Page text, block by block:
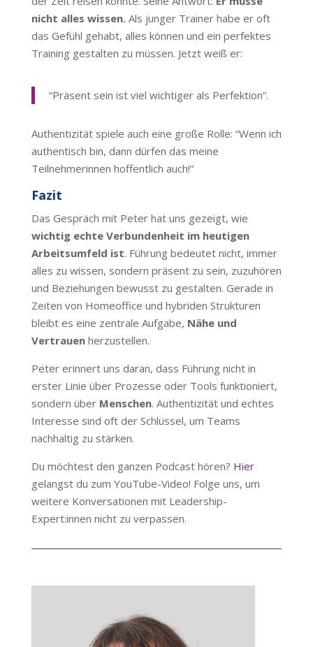
nicht alles wissen.Als junger Trainer habe er oft
das Gefühl gehabt, alles können und ein perfektes
Training gestalten zu müssen. Jetzt weiß er:
“Präsent sein ist viel wichtiger als Perfektion”.
Authentizität spiele auch eine große Rolle: “Wenn ich
authentisch bin, dann dürfen das meine
Teilnehmerinnen hoffentlich auch!”
Fazit
Das Gespräch mit Peter hat uns gezeigt, wie
wichtig echte Verbundenheit im heutigen
Arbeitsumfeld ist. Führung bedeutet nicht, immer
alles zu wissen, sondern präsent zu sein, zuzuhören
und Beziehungen bewusst zu gestalten. Gerade in
Zeiten von Homeoffice und hybriden Strukturen
bleibt es eine zentrale Aufgabe, Nähe und
Vertrauenherzustellen.
Peter erinnert uns daran, dass Führung nicht in
erster Linie über Prozesse oder Tools funktioniert,
sondern über Menschen. Authentizität und echtes
Interesse sind oft der Schlüssel, um Teams
nachhaltig zu stärken.
Du möchtest den ganzen Podcast hören? Hier
gelangst du zum YouTube-Video! Folge uns, um
weitere Konversationen mit Leadership-
Expert:innen nicht zu verpassen.